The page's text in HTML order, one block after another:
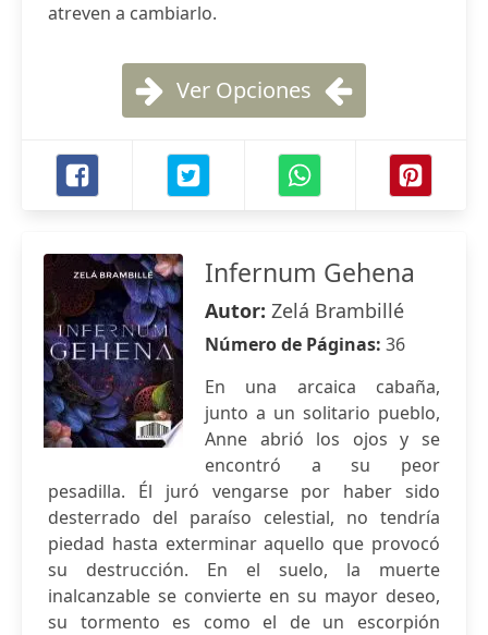
atreven a cambiarlo.
Ver Opciones
Infernum Gehena
Autor: Zelá Brambillé
Número de Páginas: 36
En una arcaica cabaña,
junto a un solitario pueblo,
Anne abrió los ojos y se
encontró a su peor
pesadilla. Él juró vengarse por haber sido
desterrado del paraíso celestial, no tendría
piedad hasta exterminar aquello que provocó
su destrucción. En el suelo, la muerte
inalcanzable se convierte en su mayor deseo,
su tormento es como el de un escorpión